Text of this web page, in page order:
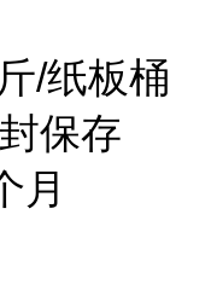
/纸板桶
保存
月